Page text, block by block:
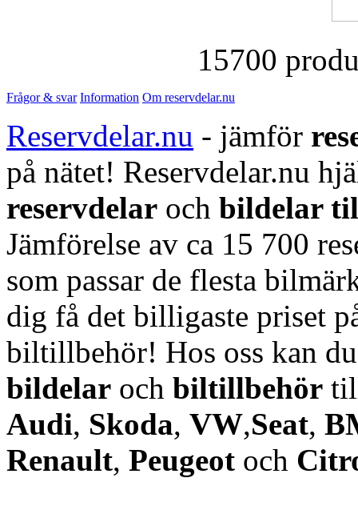
15700
Frågor & svar Information Om reservdelar.nu
Reservdelar.nu - jämför
på nätet! Reservdelar.nu
reservdelar och bildelar
Jämförelse av ca 15 700
som passar de flesta
dig få det billigaste priset
biltillbehör! Hos oss kan
bildelar och biltillbehör
Audi, Skoda, VW,Seat,
Renault, Peugeot och